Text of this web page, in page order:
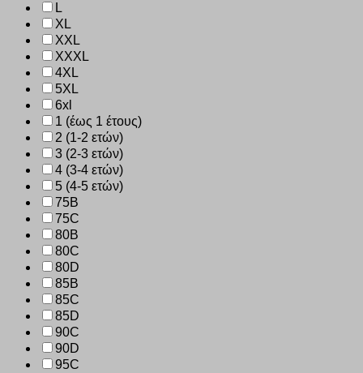
L
XL
XXL
XXXL
4XL
5XL
6xl
1 (έως 1 έτους)
2 (1-2 ετών)
3 (2-3 ετών)
4 (3-4 ετών)
5 (4-5 ετών)
75B
75C
80B
80C
80D
85B
85C
85D
90C
90D
95C